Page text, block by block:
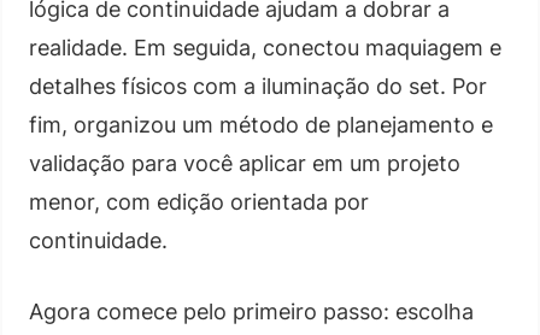
lógica de continuidade ajudam a dobrar a
realidade. Em seguida, conectou maquiagem e
detalhes físicos com a iluminação do set. Por
fim, organizou um método de planejamento e
validação para você aplicar em um projeto
menor, com edição orientada por
continuidade.
Agora comece pelo primeiro passo: escolha